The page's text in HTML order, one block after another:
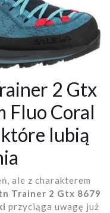
2 Gtx
Fluo Coral
lubią
ale z charakterem
Trainer 2 Gtx 8679
przyciąga uwagę już